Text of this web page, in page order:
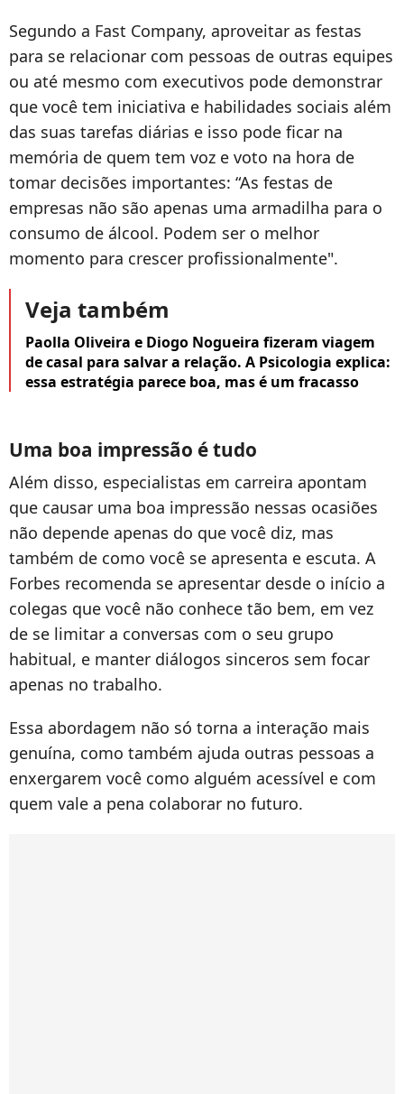
Segundo a Fast Company, aproveitar as festas
para se relacionar com pessoas de outras equipes
ou até mesmo com executivos pode demonstrar
que você tem iniciativa e habilidades sociais além
das suas tarefas diárias e isso pode ficar na
memória de quem tem voz e voto na hora de
tomar decisões importantes: “As festas de
empresas não são apenas uma armadilha para o
consumo de álcool. Podem ser o melhor
momento para crescer profissionalmente".
Veja também
Paolla Oliveira e Diogo Nogueira fizeram viagem
de casal para salvar a relação. A Psicologia explica:
essa estratégia parece boa, mas é um fracasso
Uma boa impressão é tudo
Além disso, especialistas em carreira apontam
que causar uma boa impressão nessas ocasiões
não depende apenas do que você diz, mas
também de como você se apresenta e escuta. A
Forbes recomenda se apresentar desde o início a
colegas que você não conhece tão bem, em vez
de se limitar a conversas com o seu grupo
habitual, e manter diálogos sinceros sem focar
apenas no trabalho.
Essa abordagem não só torna a interação mais
genuína, como também ajuda outras pessoas a
enxergarem você como alguém acessível e com
quem vale a pena colaborar no futuro.